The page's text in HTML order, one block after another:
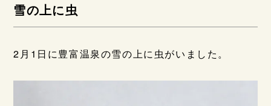
雪の上に虫
2月1日に豊富温泉の雪の上に虫がいました。